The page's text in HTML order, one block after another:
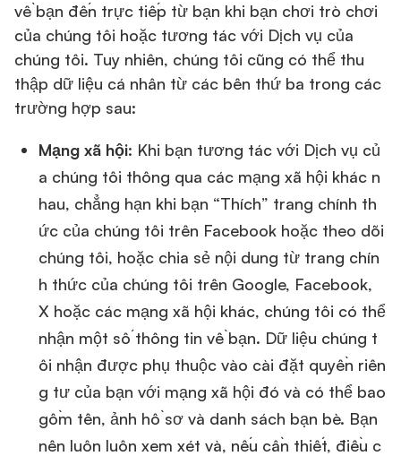
về bạn đến trực tiếp từ bạn khi bạn chơi trò chơi
của chúng tôi hoặc tương tác với Dịch vụ của
chúng tôi. Tuy nhiên, chúng tôi cũng có thể thu
thập dữ liệu cá nhân từ các bên thứ ba trong các
trường hợp sau:
Mạng xã hội: Khi bạn tương tác với Dịch vụ củ
a chúng tôi thông qua các mạng xã hội khác n
hau, chẳng hạn khi bạn “Thích” trang chính th
ức của chúng tôi trên Facebook hoặc theo dõi
chúng tôi, hoặc chia sẻ nội dung từ trang chín
h thức của chúng tôi trên Google, Facebook,
X hoặc các mạng xã hội khác, chúng tôi có thể
nhận một số thông tin về bạn. Dữ liệu chúng t
ôi nhận được phụ thuộc vào cài đặt quyền riên
g tư của bạn với mạng xã hội đó và có thể bao
gồm tên, ảnh hồ sơ và danh sách bạn bè. Bạn
nên luôn luôn xem xét và, nếu cần thiết, điều c